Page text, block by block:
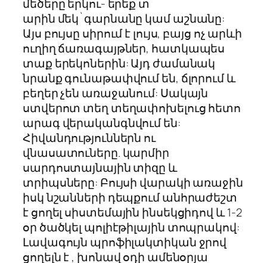
մեծերը երկու- երեք տ
արին մեկ`գարնանը կամ աշնանը:
Այս բույսը սիրում է լույս, բայց ոչ արևի
ուղիղ ճառագայթներ, հատկապես
տաք երեկոներին: Այդ ժամանակ
նրանք գունաթափվում են, ճլորում և
բեղեր չեն առաջանում: Սակայն
ստվերոտ տեղ տեղափոխելուց հետո
արագ վերականգնվում են:
Հիվանդություններն ու
վնասատուները. կարմիր
սարդոստայնային տիզը և
տրիպսները: Բույսի վարակի առաջին
իսկ նշանների դեպքում անհրաժեշտ
է ցողել սիստեմային ինսեկցիդով և 1-2
օր ծածկել պոլիէթիլային տոպրակով:
Լավագույն պրոֆիլակտիկան ջրով
ցողելն է , խոնավ օդի ամենօրյա